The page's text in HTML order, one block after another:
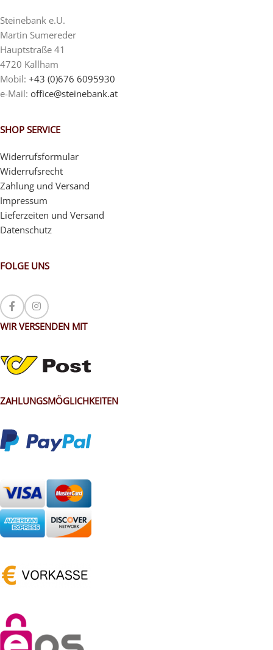
Steinebank e.U.
Martin Sumereder
Hauptstraße 41
4720 Kallham
Mobil: +43 (0)676 6095930
e-Mail: office@steinebank.at
SHOP SERVICE
Widerrufsformular
Widerrufsrecht
Zahlung und Versand
Impressum
Lieferzeiten und Versand
Datenschutz
FOLGE UNS
WIR VERSENDEN MIT
ZAHLUNGSMÖGLICHKEITEN